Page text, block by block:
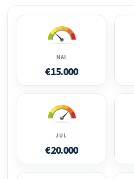
MAI
€15.000
JUL
€20.000